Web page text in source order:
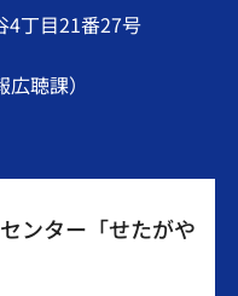
4丁目21番27号
聴課）
ンター「せたがや